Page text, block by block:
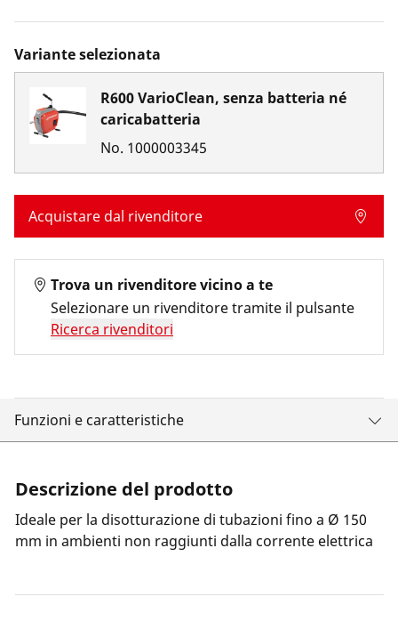
Variante selezionata
R600 VarioClean, senza batteria né
caricabatteria
No. 1000003345
Acquistare dal rivenditore
Trova un rivenditore vicino a te
Selezionare un rivenditore tramite il pulsante
Ricerca rivenditori
Funzioni e caratteristiche
Descrizione del prodotto
Ideale per la disotturazione di tubazioni fino a Ø 150
mm in ambienti non raggiunti dalla corrente elettrica